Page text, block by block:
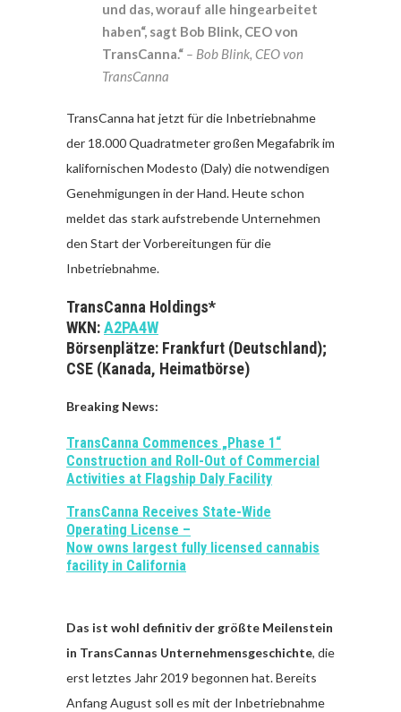
und das, worauf alle hingearbeitet
haben“, sagt Bob Blink, CEO von
TransCanna.“ – Bob Blink, CEO von
TransCanna
TransCanna hat jetzt für die Inbetriebnahme
der 18.000 Quadratmeter großen Megafabrik im
kalifornischen Modesto (Daly) die notwendigen
Genehmigungen in der Hand. Heute schon
meldet das stark aufstrebende Unternehmen
den Start der Vorbereitungen für die
Inbetriebnahme.
TransCanna Holdings*
WKN:A2PA4W
Börsenplätze: Frankfurt (Deutschland);
CSE (Kanada, Heimatbörse)
Breaking News:
TransCanna Commences „Phase 1“
Construction and Roll-Out of Commercial
Activities at Flagship Daly Facility
TransCanna Receives State-Wide
Operating License –
Now owns largest fully licensed cannabis
facility in California
Das ist wohl definitiv der größte Meilenstein
in TransCannas Unternehmensgeschichte, die
erst letztes Jahr 2019 begonnen hat. Bereits
Anfang August soll es mit der Inbetriebnahme